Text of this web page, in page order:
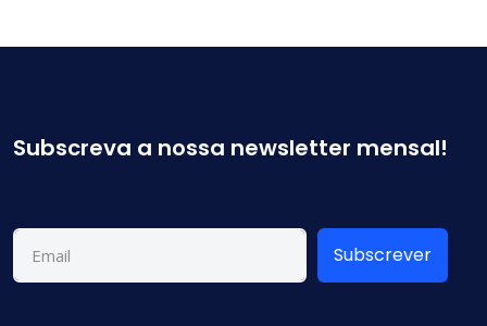
Subscreva a nossa newsletter mensal!
Subscrever